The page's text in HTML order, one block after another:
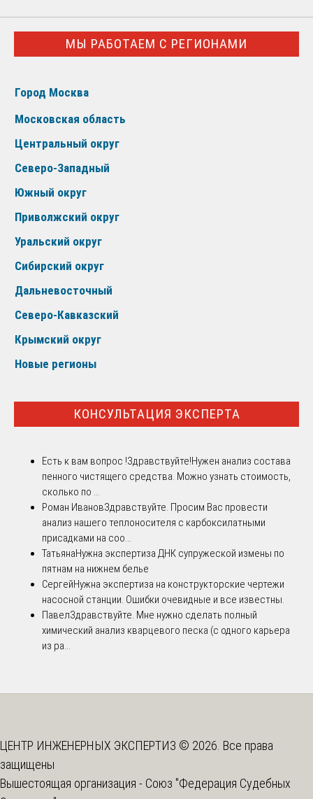
МЫ РАБОТАЕМ С РЕГИОНАМИ
Город Москва
Московская область
Центральный округ
Северо-Западный
Южный округ
Приволжский округ
Уральский округ
Сибирский округ
Дальневосточный
Северо-Кавказский
Крымский округ
Новые регионы
КОНСУЛЬТАЦИЯ ЭКСПЕРТА
Есть к вам вопрос !Здравствуйте!Нужен анализ состава
пенного чистящего средства. Можно узнать стоимость,
сколько по ...
Роман ИвановЗдравствуйте. Просим Вас провести
анализ нашего теплоносителя с карбоксилатными
присадками на соо...
ТатьянаНужна экспертиза ДНК супружеской измены по
пятнам на нижнем белье
СергейНужна экспертиза на конструкторские чертежи
насосной станции. Ошибки очевидные и все известны.
ПавелЗдравствуйте. Мне нужно сделать полный
химический анализ кварцевого песка (с одного карьера
из ра...
ЦЕНТР ИНЖЕНЕРНЫХ ЭКСПЕРТИЗ © 2026. Все права
защищены
Вышестоящая организация - Союз "Федерация Судебных